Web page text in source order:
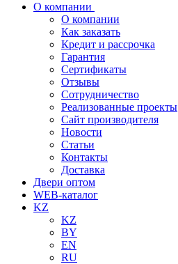
О компании
О компании
Как заказать
Кредит и рассрочка
Гарантия
Сертификаты
Отзывы
Сотрудничество
Реализованные проекты
Сайт производителя
Новости
Статьи
Контакты
Доставка
Двери оптом
WEB-каталог
KZ
KZ
BY
EN
RU